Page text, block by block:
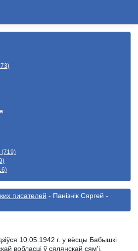
(719)
писателей - Панізнік Сяргей -
10.05.1942 г. у вёсцы Бабышкі
вобласці ў сялянскай сям'і.